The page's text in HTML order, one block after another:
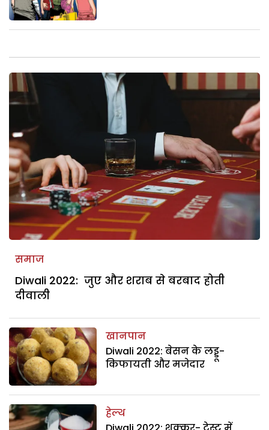
समाज
Diwali 2022: जुए और शराब से बरबाद होती
दीवाली
खानपान
Diwali 2022: बेसन के लड्डू-
किफायती और मजेदार
हेल्थ